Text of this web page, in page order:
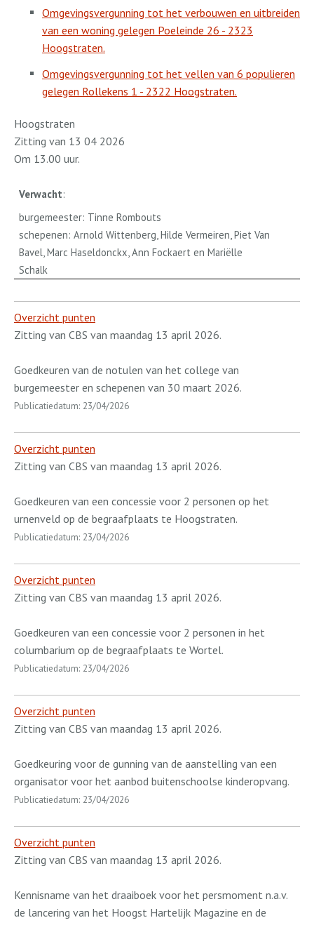
Omgevingsvergunning tot het verbouwen en uitbreiden
van een woning gelegen Poeleinde 26 - 2323
Hoogstraten.
Omgevingsvergunning tot het vellen van 6 populieren
gelegen Rollekens 1 - 2322 Hoogstraten.
Hoogstraten
Zitting van 13 04 2026
Om 13.00 uur.
Verwacht:
burgemeester: Tinne Rombouts
schepenen: Arnold Wittenberg, Hilde Vermeiren, Piet Van
Bavel, Marc Haseldonckx, Ann Fockaert en Mariëlle
Schalk
Overzicht punten
Zitting van CBS van maandag 13 april 2026.
Goedkeuren van de notulen van het college van
burgemeester en schepenen van 30 maart 2026.
Publicatiedatum: 23/04/2026
Overzicht punten
Zitting van CBS van maandag 13 april 2026.
Goedkeuren van een concessie voor 2 personen op het
urnenveld op de begraafplaats te Hoogstraten.
Publicatiedatum: 23/04/2026
Overzicht punten
Zitting van CBS van maandag 13 april 2026.
Goedkeuren van een concessie voor 2 personen in het
columbarium op de begraafplaats te Wortel.
Publicatiedatum: 23/04/2026
Overzicht punten
Zitting van CBS van maandag 13 april 2026.
Goedkeuring voor de gunning van de aanstelling van een
organisator voor het aanbod buitenschoolse kinderopvang.
Publicatiedatum: 23/04/2026
Overzicht punten
Zitting van CBS van maandag 13 april 2026.
Kennisname van het draaiboek voor het persmoment n.a.v.
de lancering van het Hoogst Hartelijk Magazine en de